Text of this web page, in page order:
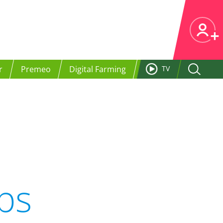
Premeo Digital Farming TV